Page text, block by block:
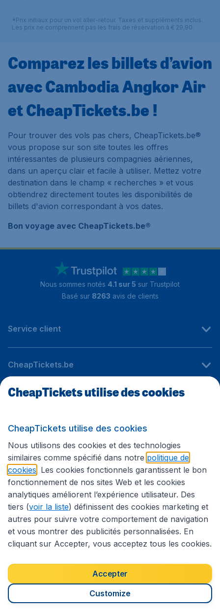
*Prix initiaux pour un vol aller-retour. Taxes et suppléments inclus.
Les prix ne comprennent pas les frais de réservation à € 29,90.
Comparez les billets d’avion
avec Cambodia Angkor Air
et CheapTickets.be !
Pour trouver des vols pas chers, CheapTickets.be®
vous propose sur son site toutes les offres
intéressantes de plusieurs compagnies aériennes,
dans un aperçu clair et facile à utiliser. Mettez votre
destination dans le champ « recherches » et vous
obtiendrez directement toutes les disponibilités de
billets d'avion correspondant à vos dates.
Bon voyage avec CheapTickets.be®
Nous sommes notés 4.1 sur 5 sur Trustpilot
Basé sur 8263 avis de clients
Service client
CheapTickets.be
Sites internationaux
Suivez CheapTickets.be
Déclaration d’accessibilité
Conditions générales
Déclaration de confidentialité
Droits d’auteur © 2026
CheapTickets utilise des cookies
CheapTickets utilise des cookies
Nous utilisons des cookies et des technologies
similaires comme spécifié dans notre politique de
cookies . Les cookies fonctionnels garantissent le bon
fonctionnement de nos sites Web et les cookies
analytiques améliorent l’expérience utilisateur. Des
tiers (voir la liste) définissent des cookies marketing et
autres pour suivre votre comportement de navigation
et vous montrer des publicités personnalisées. En
cliquant sur Accepter, vous acceptez tous les cookies.
Accepter
Customize